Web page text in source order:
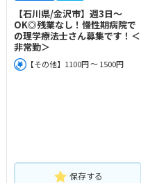
【石川県/金沢市】週3日～
OK◎残業なし！慢性期病院で
の理学療法士さん募集です！＜
非常勤＞
【その他】1100円 ～ 1500円
保存する